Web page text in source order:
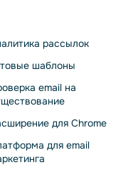
рассылок
шаблоны
email на
для Chrome
для email